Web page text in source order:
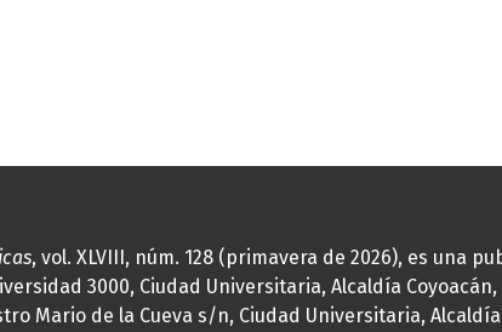
, vol. XLVIII, núm. 128 (primavera de 2026), es una
3000, Ciudad Universitaria, Alcaldía
Mario de la Cueva s/n, Ciudad Universitaria, Alcaldía